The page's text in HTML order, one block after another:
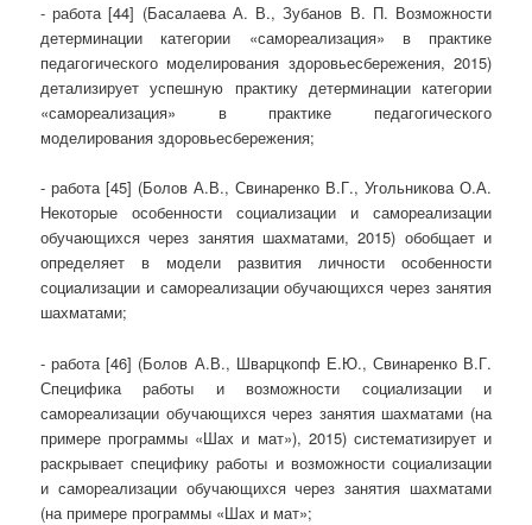
- работа [44] (Басалаева А. В., Зубанов В. П. Возможности
детерминации категории «самореализация» в практике
педагогического моделирования здоровьесбережения, 2015)
детализирует успешную практику детерминации категории
«самореализация» в практике педагогического
моделирования здоровьесбережения;
- работа [45] (Болов А.В., Свинаренко В.Г., Угольникова О.А.
Некоторые особенности социализации и самореализации
обучающихся через занятия шахматами, 2015) обобщает и
определяет в модели развития личности особенности
социализации и самореализации обучающихся через занятия
шахматами;
- работа [46] (Болов А.В., Шварцкопф Е.Ю., Свинаренко В.Г.
Специфика работы и возможности социализации и
самореализации обучающихся через занятия шахматами (на
примере программы «Шах и мат»), 2015) систематизирует и
раскрывает специфику работы и возможности социализации
и самореализации обучающихся через занятия шахматами
(на примере программы «Шах и мат»;